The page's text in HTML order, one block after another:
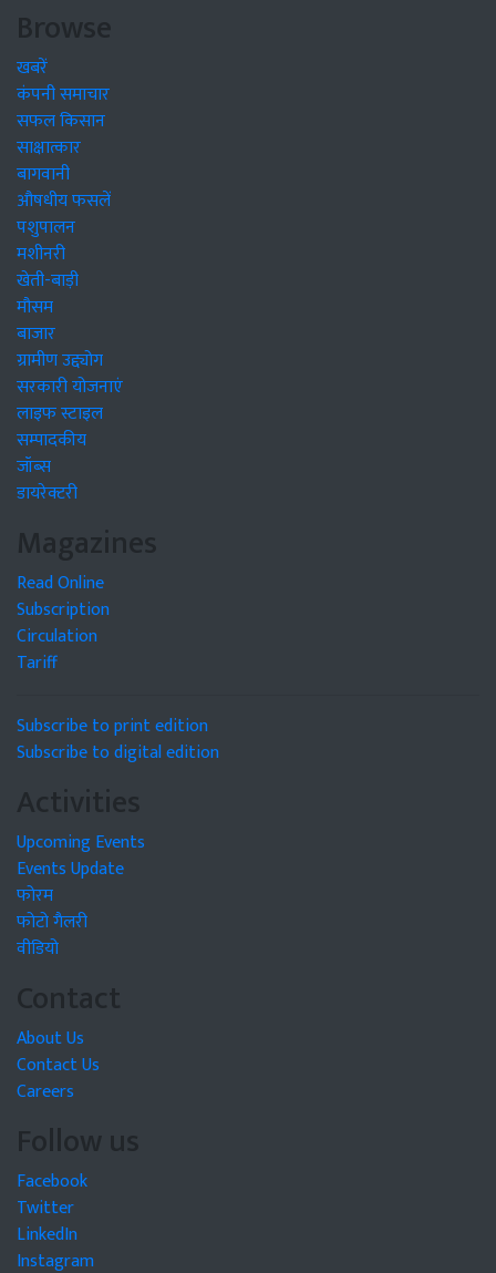
Browse
खबरें
कंपनी समाचार
सफल किसान
साक्षात्कार
बागवानी
औषधीय फसलें
पशुपालन
मशीनरी
खेती-बाड़ी
मौसम
बाजार
ग्रामीण उद्द्योग
सरकारी योजनाएं
लाइफ स्टाइल
सम्पादकीय
जॉब्स
डायरेक्टरी
Magazines
Read Online
Subscription
Circulation
Tariff
Subscribe to print edition
Subscribe to digital edition
Activities
Upcoming Events
Events Update
फोरम
फोटो गैलरी
वीडियो
Contact
About Us
Contact Us
Careers
Follow us
Facebook
Twitter
LinkedIn
Instagram